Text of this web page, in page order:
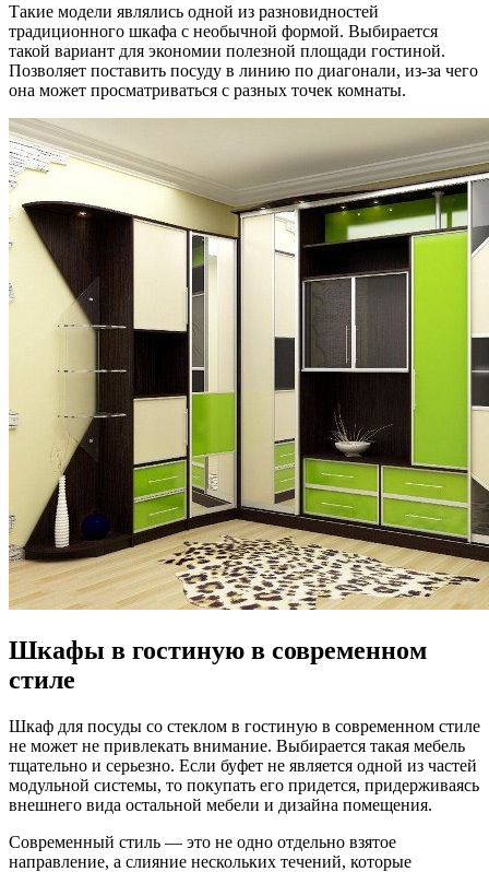
Такие модели являлись одной из разновидностей
традиционного шкафа с необычной формой. Выбирается
такой вариант для экономии полезной площади гостиной.
Позволяет поставить посуду в линию по диагонали, из-за чего
она может просматриваться с разных точек комнаты.
Шкафы в гостиную в современном
стиле
Шкаф для посуды со стеклом в гостиную в современном стиле
не может не привлекать внимание. Выбирается такая мебель
тщательно и серьезно. Если буфет не является одной из частей
модульной системы, то покупать его придется, придерживаясь
внешнего вида остальной мебели и дизайна помещения.
Современный стиль — это не одно отдельно взятое
направление, а слияние нескольких течений, которые